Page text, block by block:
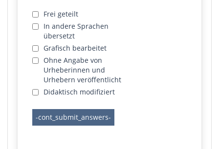
Frei geteilt
In andere Sprachen
übersetzt
Grafisch bearbeitet
Ohne Angabe von
Urheberinnen und
Urhebern veröffentlicht
Didaktisch modifiziert